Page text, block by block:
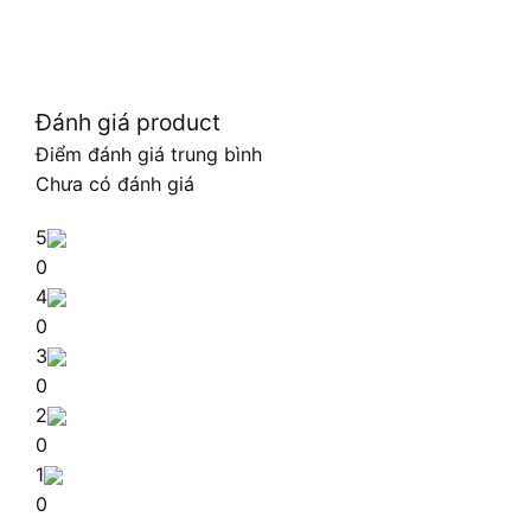
Đánh giá product
Điểm đánh giá trung bình
Chưa có đánh giá
5
0
4
0
3
0
2
0
1
0